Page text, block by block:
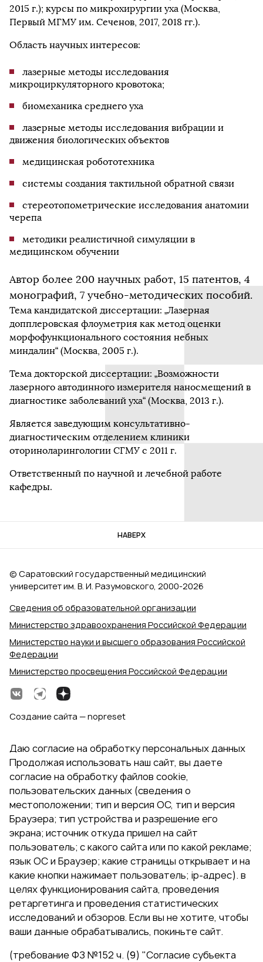
2015 г.); курсы по микрохирургии уха (Москва,
Первый МГМУ им. Сеченов, 2017, 2018 гг.).
Область научных интересов:
лазерные методы исследования
микроциркуляторного кровотока;
биомеханика среднего уха
лазерные методы исследования вибрации и
движения биологических объектов
медицинская робототехника
системы создания тактильной обратной связи
стереотопометрические исследования анатомии
черепа
методики реалистичной симуляции в
медицинском обучении
Автор более 200 научных работ, 15 патентов, 4
монографий, 7 учебно-методических пособий.
Тема кандидатской диссертации: „Лазерная
допплеровская флоуметрия как метод оценки
морфофункционального состояния небных
миндалин“ (Москва, 2005 г.).
Тема докторской диссертации: „Возможности
лазерного автодинного измерителя наносмещений в
диагностике заболеваний уха“ (Москва, 2013 г.).
Является заведующим консультативно-
диагностическим отделением клиники
оториноларингологии СГМУ с 2011 г.
Ответственный по научной и лечебной работе
кафедры.
НАВЕРХ
Сведения об образовательной организации
Министерство здравоохранения Российской Федерации
Министерство науки и высшего образования Российской
Федерации
Министерство просвещения Российской Федерации
© Саратовский государственный медицинский
университет им. В. И. Разумовского, 2000‑2026
Создание сайта — nopreset
Даю согласие на обработку персональных данных
Продолжая использовать наш сайт, вы даете
согласие на обработку файлов cookie,
пользовательских данных (сведения о
местоположении; тип и версия ОС, тип и версия
Браузера; тип устройства и разрешение его
экрана; источник откуда пришел на сайт
пользователь; с какого сайта или по какой рекламе;
язык ОС и Браузер; какие страницы открывает и на
какие кнопки нажимает пользователь; ip-адрес). в
целях функционирования сайта, проведения
ретаргетинга и проведения статистических
исследований и обзоров. Если вы не хотите, чтобы
ваши данные обрабатывались, покиньте сайт.
(требование ФЗ №152 ч. (9) "Согласие субъекта